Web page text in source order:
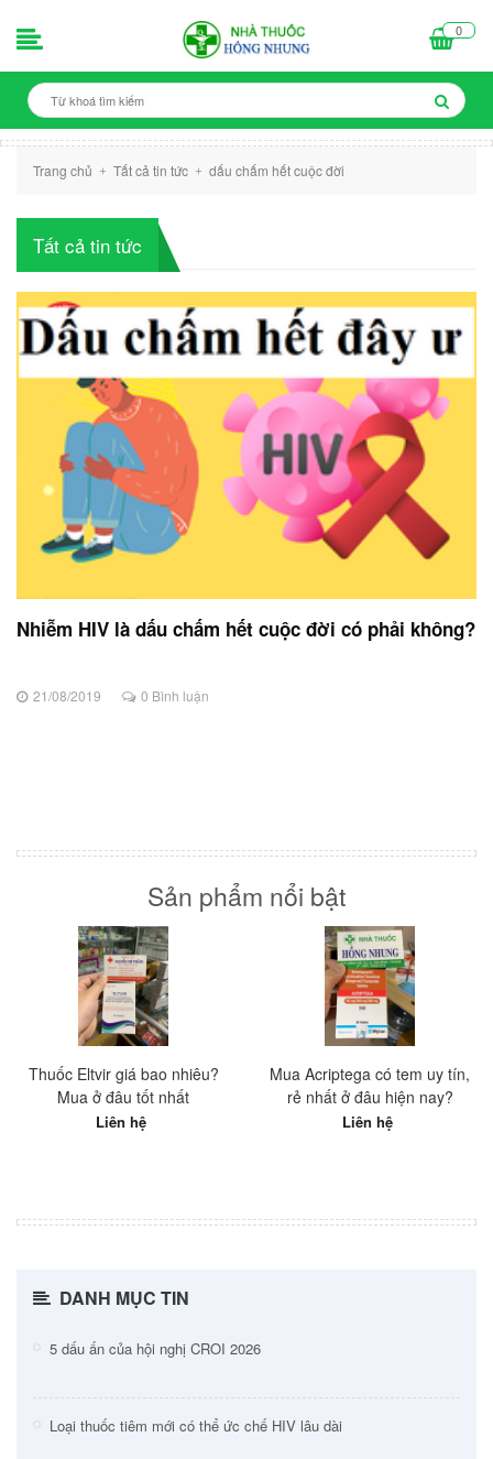
0
Trang chủ + Tất cả tin tức + dấu chấm hết cuộc đời
Tất cả tin tức
Nhiễm HIV là dấu chấm hết cuộc đời có phải không?
21/08/2019 0 Bình luận
Sản phẩm nổi bật
Thuốc Eltvir giá bao nhiêu?
Mua ở đâu tốt nhất
Liên hệ
Mua Acriptega có tem uy tín,
rẻ nhất ở đâu hiện nay?
Liên hệ
DANH MỤC TIN
5 dấu ấn của hội nghị CROI 2026
Loại thuốc tiêm mới có thể ức chế HIV lâu dài